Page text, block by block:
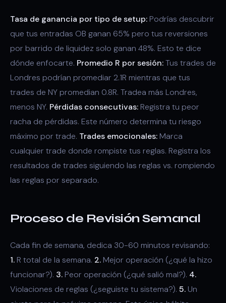
Tasa de ganancia por tipo de setup:Podrías descubrir
que tus entradas OB ganan 65% pero tus reversiones
por barrido de liquidez solo ganan 48%. Esto te dice
dónde enfocarte. Promedio R por sesión:Tus trades de
Londres podrían promediar 2.1R mientras que tus
trades de NY promedian 0.8R. Tradea más Londres,
menos NY. Pérdidas consecutivas:Registra tu peor
racha de pérdidas. Este número determina tu riesgo
máximo por trade. Trades emocionales:Marca
cualquier trade donde rompiste tus reglas. Registra los
resultados de trades siguiendo las reglas vs. rompiendo
las reglas por separado.
Proceso de Revisión Semanal
Cada fin de semana, dedica 30-60 minutos revisando:
1.R total de la semana. 2.Mejor operación (¿qué la hizo
funcionar?). 3.Peor operación (¿qué salió mal?). 4.
Violaciones de reglas (¿seguiste tu sistema?). 5.Un